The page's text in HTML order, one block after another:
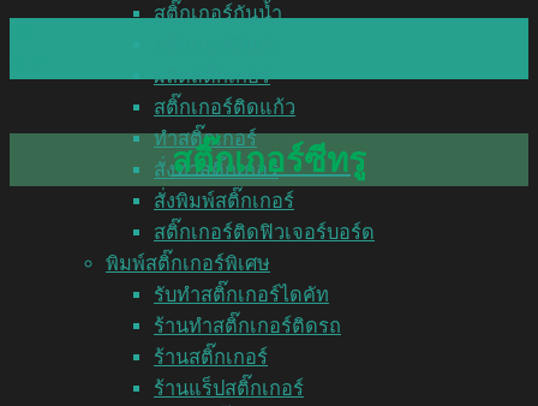
สติ๊กเกอร์กันน้ำ
ผลิตสติ๊กเกอร์
สติ๊กเกอร์ติดแก้ว
ทำสติ๊กเกอร์
สั่งทำสติ๊กเกอร์
สั่งพิมพ์สติ๊กเกอร์
สติ๊กเกอร์ติดฟิวเจอร์บอร์ด
พิมพ์สติ๊กเกอร์พิเศษ
รับทำสติ๊กเกอร์ไดคัท
ร้านทำสติ๊กเกอร์ติดรถ
ร้านสติ๊กเกอร์
ร้านแร็ปสติ๊กเกอร์
สติ๊กเกอร์ซีทรู